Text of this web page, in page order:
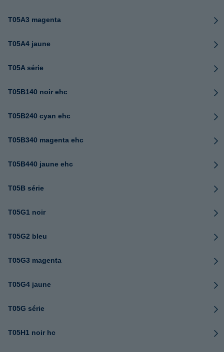
T05A3 magenta
T05A4 jaune
T05A série
T05B140 noir ehc
T05B240 cyan ehc
T05B340 magenta ehc
T05B440 jaune ehc
T05B série
T05G1 noir
T05G2 bleu
T05G3 magenta
T05G4 jaune
T05G série
T05H1 noir hc